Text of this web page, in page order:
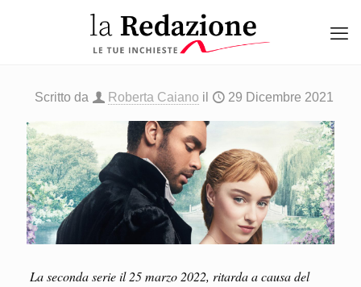
Scritto da Roberta Caiano il 29 Dicembre 2021
La seconda serie il 25 marzo 2022, ritarda a causa del